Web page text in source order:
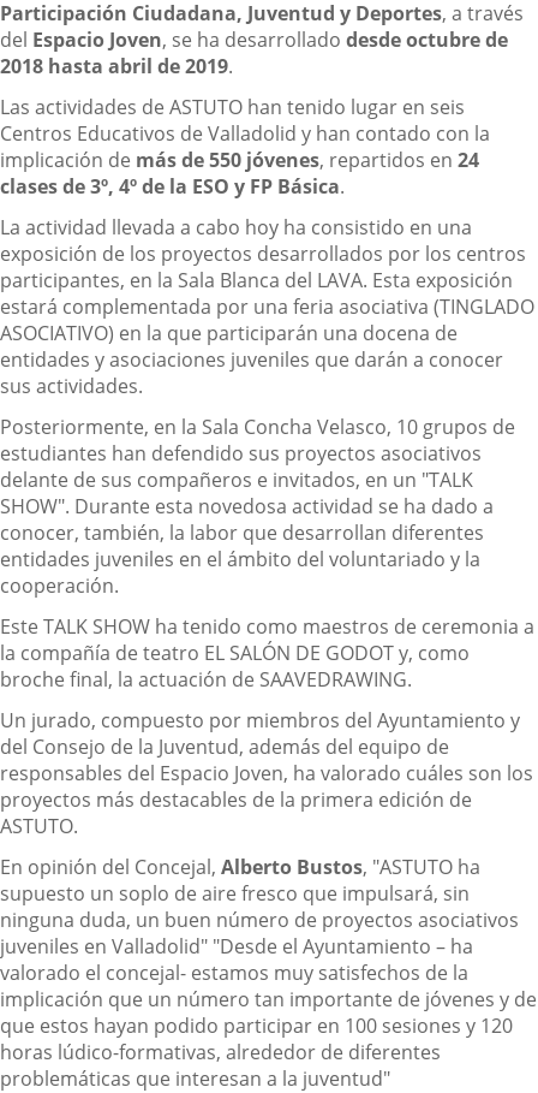
Participación Ciudadana, Juventud y Deportes, a través
del Espacio Joven, se ha desarrollado desde octubre de
2018 hasta abril de 2019.
Las actividades de ASTUTO han tenido lugar en seis
Centros Educativos de Valladolid y han contado con la
implicación de más de 550 jóvenes, repartidos en 24
clases de 3º, 4º de la ESO y FP Básica.
La actividad llevada a cabo hoy ha consistido en una
exposición de los proyectos desarrollados por los centros
participantes, en la Sala Blanca del LAVA. Esta exposición
estará complementada por una feria asociativa (TINGLADO
ASOCIATIVO) en la que participarán una docena de
entidades y asociaciones juveniles que darán a conocer
sus actividades.
Posteriormente, en la Sala Concha Velasco, 10 grupos de
estudiantes han defendido sus proyectos asociativos
delante de sus compañeros e invitados, en un "TALK
SHOW". Durante esta novedosa actividad se ha dado a
conocer, también, la labor que desarrollan diferentes
entidades juveniles en el ámbito del voluntariado y la
cooperación.
Este TALK SHOW ha tenido como maestros de ceremonia a
la compañía de teatro EL SALÓN DE GODOT y, como
broche final, la actuación de SAAVEDRAWING.
Un jurado, compuesto por miembros del Ayuntamiento y
del Consejo de la Juventud, además del equipo de
responsables del Espacio Joven, ha valorado cuáles son los
proyectos más destacables de la primera edición de
ASTUTO.
En opinión del Concejal, Alberto Bustos, "ASTUTO ha
supuesto un soplo de aire fresco que impulsará, sin
ninguna duda, un buen número de proyectos asociativos
juveniles en Valladolid" "Desde el Ayuntamiento – ha
valorado el concejal- estamos muy satisfechos de la
implicación que un número tan importante de jóvenes y de
que estos hayan podido participar en 100 sesiones y 120
horas lúdico-formativas, alrededor de diferentes
problemáticas que interesan a la juventud"